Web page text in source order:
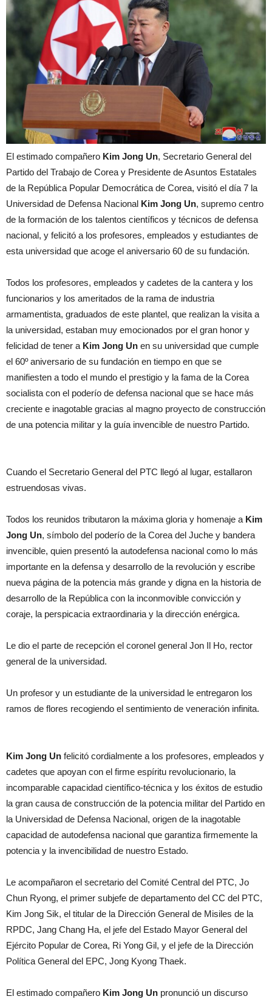
El estimado compañero Kim Jong Un, Secretario General del
Partido del Trabajo de Corea y Presidente de Asuntos Estatales
de la República Popular Democrática de Corea, visitó el día 7 la
Universidad de Defensa Nacional Kim Jong Un, supremo centro
de la formación de los talentos científicos y técnicos de defensa
nacional, y felicitó a los profesores, empleados y estudiantes de
esta universidad que acoge el aniversario 60 de su fundación.
Todos los profesores, empleados y cadetes de la cantera y los
funcionarios y los ameritados de la rama de industria
armamentista, graduados de este plantel, que realizan la visita a
la universidad, estaban muy emocionados por el gran honor y
felicidad de tener a Kim Jong Un en su universidad que cumple
el 60º aniversario de su fundación en tiempo en que se
manifiesten a todo el mundo el prestigio y la fama de la Corea
socialista con el poderío de defensa nacional que se hace más
creciente e inagotable gracias al magno proyecto de construcción
de una potencia militar y la guía invencible de nuestro Partido.
Cuando el Secretario General del PTC llegó al lugar, estallaron
estruendosas vivas.
Todos los reunidos tributaron la máxima gloria y homenaje a Kim
Jong Un, símbolo del poderío de la Corea del Juche y bandera
invencible, quien presentó la autodefensa nacional como lo más
importante en la defensa y desarrollo de la revolución y escribe
nueva página de la potencia más grande y digna en la historia de
desarrollo de la República con la inconmovible convicción y
coraje, la perspicacia extraordinaria y la dirección enérgica.
Le dio el parte de recepción el coronel general Jon Il Ho, rector
general de la universidad.
Un profesor y un estudiante de la universidad le entregaron los
ramos de flores recogiendo el sentimiento de veneración infinita.
Kim Jong Un felicitó cordialmente a los profesores, empleados y
cadetes que apoyan con el firme espíritu revolucionario, la
incomparable capacidad científico-técnica y los éxitos de estudio
la gran causa de construcción de la potencia militar del Partido en
la Universidad de Defensa Nacional, origen de la inagotable
capacidad de autodefensa nacional que garantiza firmemente la
potencia y la invencibilidad de nuestro Estado.
Le acompañaron el secretario del Comité Central del PTC, Jo
Chun Ryong, el primer subjefe de departamento del CC del PTC,
Kim Jong Sik, el titular de la Dirección General de Misiles de la
RPDC, Jang Chang Ha, el jefe del Estado Mayor General del
Ejército Popular de Corea, Ri Yong Gil, y el jefe de la Dirección
Política General del EPC, Jong Kyong Thaek.
El estimado compañero Kim Jong Un pronunció un discurso